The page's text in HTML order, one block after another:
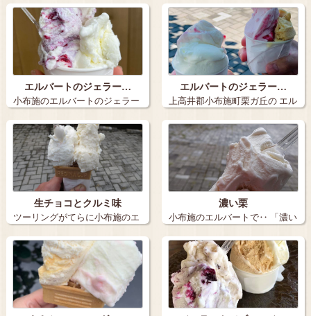
エルバートのジェラー…
小布施のエルバートのジェラー
トです。 …
エルバートのジェラー…
上高井郡小布施町栗ガ丘の エル
バートさ…
生チョコとクルミ味
ツーリングがてらに小布施のエ
ルバートさん…
濃い栗
小布施のエルバートで‥ 「濃い
くり」ジ…